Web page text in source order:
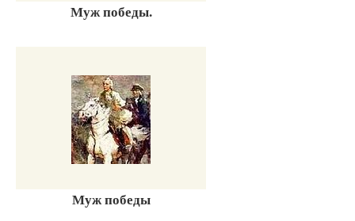
Муж победы.
Муж победы